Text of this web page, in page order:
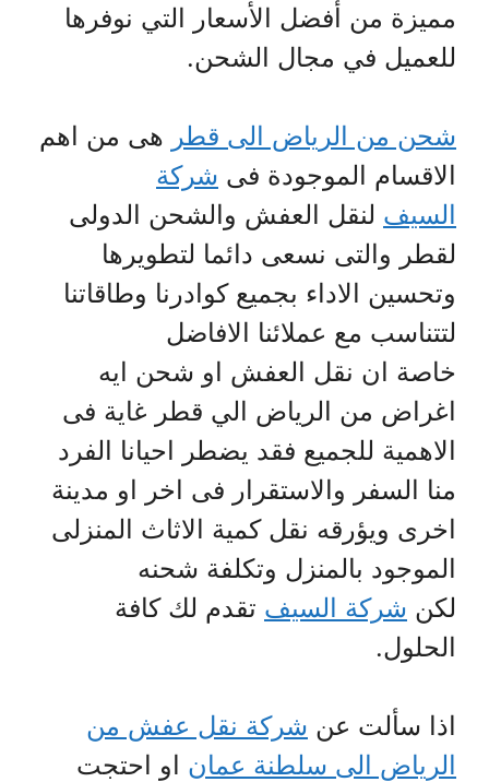
مميزة من أفضل الأسعار التي نوفرها
للعميل في مجال الشحن.
شحن من الرياض الى قطر هى من اهم
الاقسام الموجودة فى شركة
السيف لنقل العفش والشحن الدولى
لقطر والتى نسعى دائما لتطويرها
وتحسين الاداء بجميع كوادرنا وطاقاتنا
لتتناسب مع عملائنا الافاضل
خاصة ان نقل العفش او شحن ايه
اغراض من الرياض الي قطر غاية فى
الاهمية للجميع فقد يضطر احيانا الفرد
منا السفر والاستقرار فى اخر او مدينة
اخرى ويؤرقه نقل كمية الاثاث المنزلى
الموجود بالمنزل وتكلفة شحنه
لكن شركة السيف تقدم لك كافة
الحلول.
اذا سألت عن شركة نقل عفش من
الرياض الى سلطنة عمان او احتجت